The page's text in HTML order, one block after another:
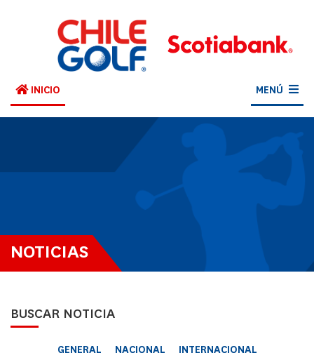
INICIO MENÚ
NOTICIAS
BUSCAR NOTICIA
GENERAL NACIONAL
INTERNACIONAL